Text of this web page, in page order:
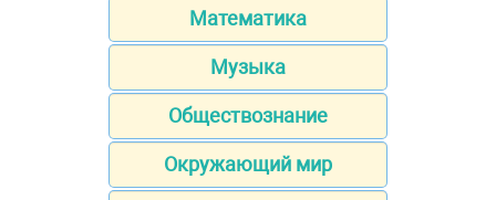
Математика
Музыка
Обществознание
Окружающий мир